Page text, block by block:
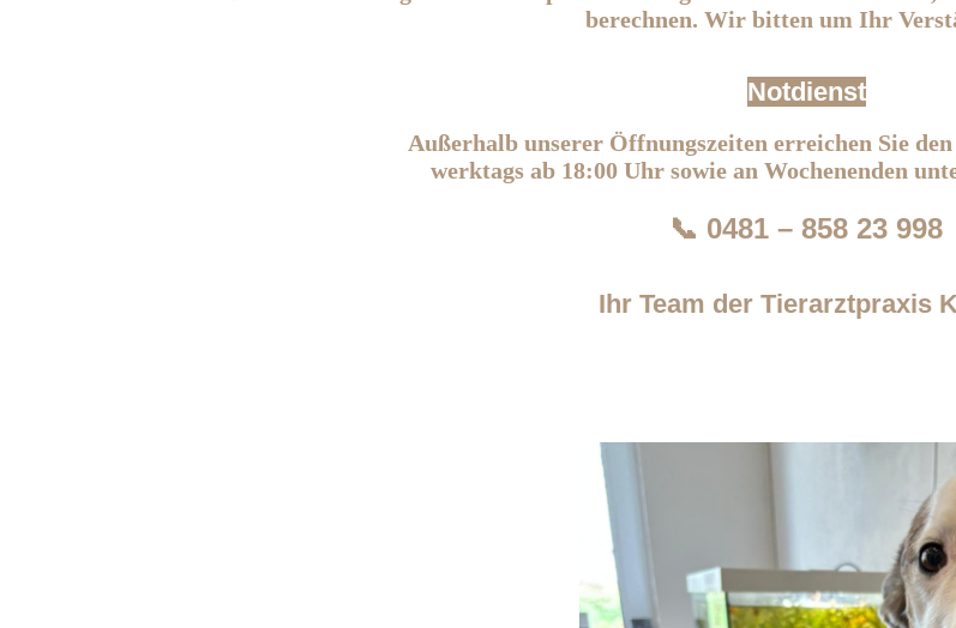
berechnen. Wir bitten um Ihr
Notdienst
Außerhalb unserer Öffnungszeiten erreichen Sie
werktags ab 18:00 Uhr sowie an Wochenenden
📞 0481 – 858 23 998
Ihr Team der Tierarztpraxis